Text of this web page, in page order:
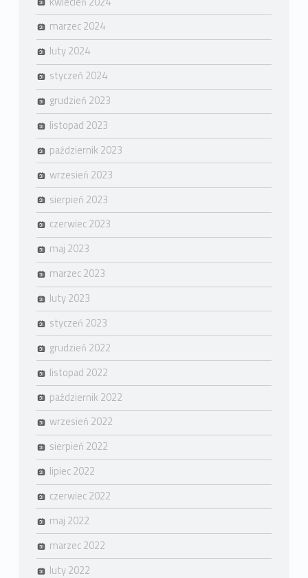
marzec 2024
luty 2024
styczeń 2024
grudzień 2023
listopad 2023
październik 2023
wrzesień 2023
sierpień 2023
czerwiec 2023
maj 2023
marzec 2023
luty 2023
styczeń 2023
grudzień 2022
listopad 2022
październik 2022
wrzesień 2022
sierpień 2022
lipiec 2022
czerwiec 2022
maj 2022
marzec 2022
luty 2022